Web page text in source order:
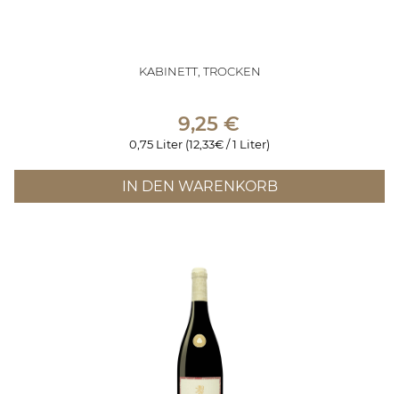
KABINETT, TROCKEN
9,25 €
0,75 Liter (12,33€ / 1 Liter)
IN DEN WARENKORB